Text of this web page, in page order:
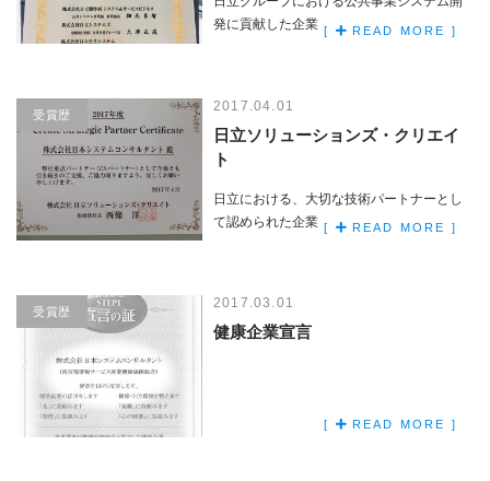
発に貢献した企業に贈られる認定証です。
[ READ MORE ]
受賞歴
2017.04.01
日立ソリューションズ・クリエイ
ト
日立における、大切な技術パートナーとし
て認められた企業に贈られる、賞状です。
[ READ MORE ]
受賞歴
2017.03.01
健康企業宣言
[ READ MORE ]